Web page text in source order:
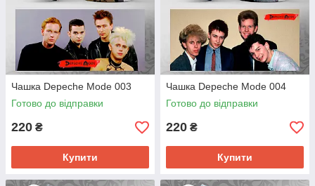
Чашка Depeche Mode 003
Готово до відправки
220 ₴
Купити
Чашка Depeche Mode 004
Готово до відправки
220 ₴
Купити